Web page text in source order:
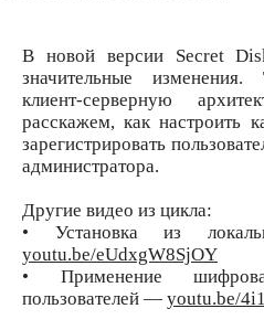
В новой версии Secret
значительные
клиент-серверную
расскажем, как настроить
зарегистрировать
администратора.
Другие видео из цикла:
• Установка из
youtu.be/eUdxgW8SjOY
• Применение
пользователей — youtu.be/